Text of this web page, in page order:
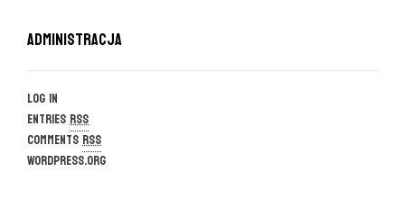
Administracja
Log in
EntriesRSS
CommentsRSS
WordPress.org